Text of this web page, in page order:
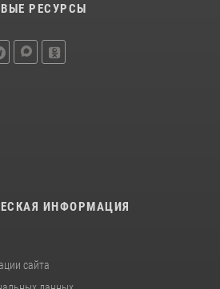
РЕСУРСЫ
ИНФОРМАЦИЯ
сайта